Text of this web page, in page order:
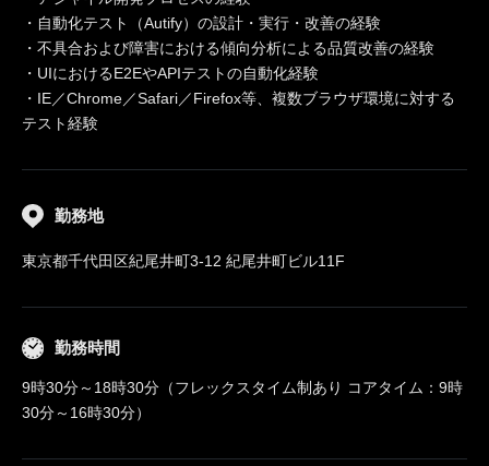
・自動化テスト（Autify）の設計・実行・改善の経験
・不具合および障害における傾向分析による品質改善の経験
・UIにおけるE2EやAPIテストの自動化経験
・IE／Chrome／Safari／Firefox等、複数ブラウザ環境に対する
テスト経験
勤務地
東京都千代田区紀尾井町3-12 紀尾井町ビル11F
勤務時間
9時30分～18時30分（フレックスタイム制あり コアタイム：9時
30分～16時30分）